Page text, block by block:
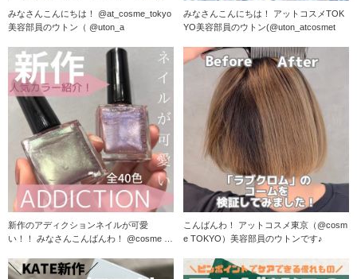
みなさんこんにちは！ @at_cosme_tokyo
美容部員のウトン（ @uton_a
みなさんこんにちは！ アットコスメTOK
YO美容部員のウトン(@uton_atcosmet
新作のアディクションネイルが可愛
い！！ みなさんこんばんわ！ @cosme T
こんばんわ！ アットコスメ東京（@cosm
e TOKYO）美容部員のウトンです♪